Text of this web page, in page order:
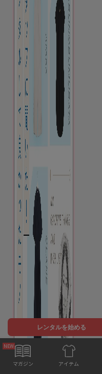
マガジン アイテム
レンタルを始める